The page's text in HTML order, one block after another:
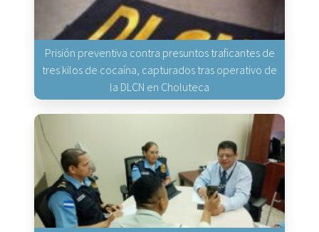
Prisión preventiva contra presuntos traficantes de
tres kilos de cocaína, capturados tras operativo de
la DLCN en Choluteca